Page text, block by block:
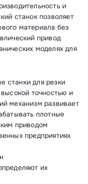
и
станок позволяет
материала без
привод
моделях для
станки для резки
точностью и
механизм развивает
плотные
приводом
предприятиях
их